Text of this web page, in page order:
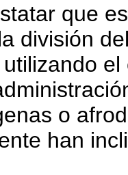
que
división
o
han